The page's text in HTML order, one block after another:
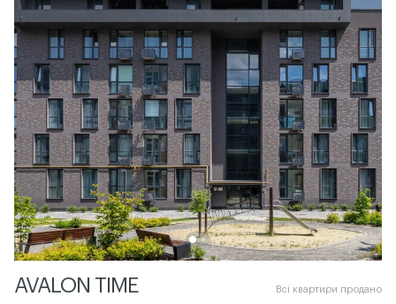
AVALON TIME Всі квартири продано